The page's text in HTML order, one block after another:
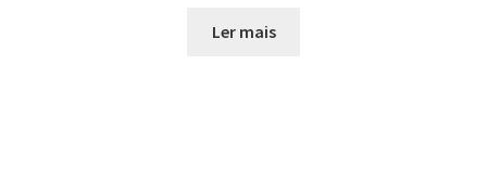
Ler mais